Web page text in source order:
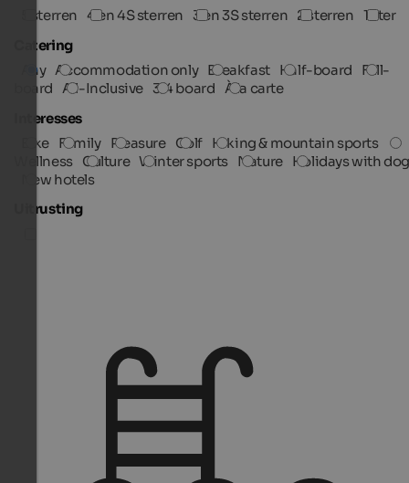
5 sterren 4 en 4S sterren 3 en 3S sterren 2 sterren 1 ster
Catering
Any Accommodation only Breakfast Half-board
Full-
board All-Inclusive 3/4 board À la carte
Interesses
Bike Family Pleasure Golf Hiking & mountain sports
Wellness Culture Winter sports Nature Holidays with
New hotels
Uitrusting